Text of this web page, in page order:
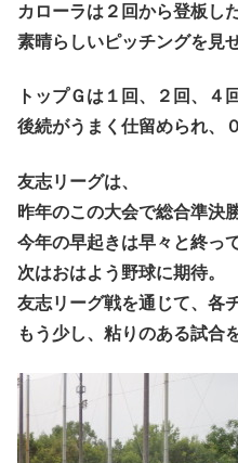
カローラは２回から登板し
素晴らしいピッチングを見
トップＧは１回、２回、４
後続がうまく仕留められ、
友志リーグは、
昨年のこの大会で総合準決
今年の早起きは早々と終っ
次はおはよう野球に期待。
友志リーグ戦を通じて、各
もう少し、粘りのある試合